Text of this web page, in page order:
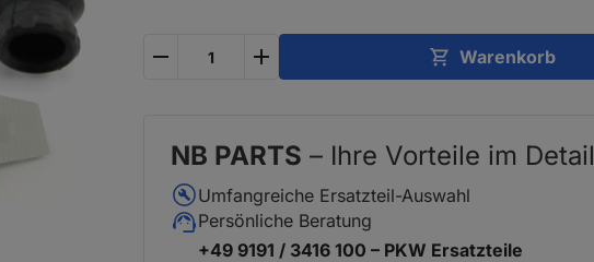
Warenkorb
NB PARTS – Ihre Vorteile im Detail
Umfangreiche Ersatzteil-Auswahl
Persönliche Beratung
+49 9191 / 3416 100 – PKW Ersatzteile